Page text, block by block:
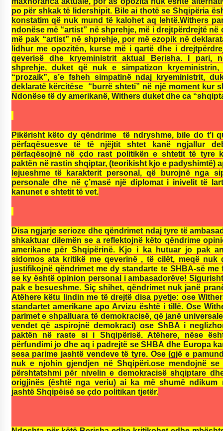
KALLARATI NË AKSIONET KOMBËTARE PËR
RINDËRTIMIN E VENDIT – NGA ÇIZE XHAFERAJ
22/09/2025
– ËNGJËLL HASIMAJ – “KUJTIMET E MIA PËR
KALLARATIN SI MËSUES I MATEMATIKËS, POR
EDHE SI NJË BANOR I PËRKOHSHËM I TIJ”
12/09/2025
Gazeta Kallarati nr. 114
po për shkak të lidershipit. Bile ai thotë se Shqipëria
konstatim që nuk mund të kalohet aq lehtë.Withers
ndonëse më “artist” në shprehje, më i drejtpërdrejtë në
më pak “artist” në shprehje, por më ezopik në
lidhur me opozitën, kurse më i qartë dhe i
qeverisë dhe kryeministrit aktual Berisha. I pari,
shprehje, duket që nuk e simpatizon
“prozaik”, s’e fsheh simpatinë ndaj kryeministrit,
deklaratë kërcitëse “burrë shteti” në një moment kur
Ndonëse të dy amerikanë, Withers duket dhe ca
Pikërisht këto dy qëndrime të ndryshme, bile do t’i
përfaqësuesve të të njëjtit shtet kanë ngjallur
përfaqësojnë në çdo rast politikën e shtetit të tyre
paktën në rastin shqiptar, (teorikisht kjo e padyshimtë)
lejueshme të karakterit personal, që burojnë nga
personale dhe në ç’masë një diplomat i inivelit të
kanunet e shtetit të vet.
Disa ngjarje serioze dhe qëndrimet ndaj tyre të
shkaktuar dilemën se a reflektojnë këto qëndrime
amerikane për Shqipërinë. Kjo i ka hutuar jo pak
sidomos ata kritikë me qeverinë , të cilët, meqë nuk
justifikojnë qëndrimet me dy standarte te SHBA-së me
se ky është opinion personal i ambasadorëve!
pak e besueshme. Siç shihet, qëndrimet nuk janë
Atëhere këtu lindin me të drejtë disa pyetje: ose
standartet amerikane apo Arvizu është i tillë. Ose
parimet e shpalluara të demokracisë, që janë
vendet që aspirojnë demokraci) ose ShBA i
paktën në raste si i Shqipërisë. Atëhere, nëse
përfundimi jo dhe aq i padrejtë se SHBA dhe Europa
sesa parime jashtë vendeve të tyre. Ose (gjë e
nuk e njohin gjendjen në Shqipëri.ose mendojnë
përshtatshmi për nivelin e demokracisë shqiptare
origjinës (është nga veriu) ai ka më shumë ndikum
jashtë Shqipëisë se çdo politikan tjetër.